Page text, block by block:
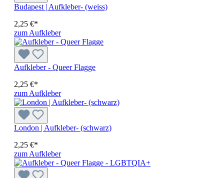
Budapest | Aufkleber- (weiss)
2,25 €*
zum Aufkleber
Aufkleber - Queer Flagge
2,25 €*
zum Aufkleber
London | Aufkleber- (schwarz)
2,25 €*
zum Aufkleber